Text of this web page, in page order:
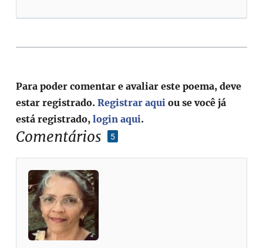
Comentários 5
Para poder comentar e avaliar este poema, deve
estar registrado.Registrar aqui ou se você já
está registrado,login aqui.